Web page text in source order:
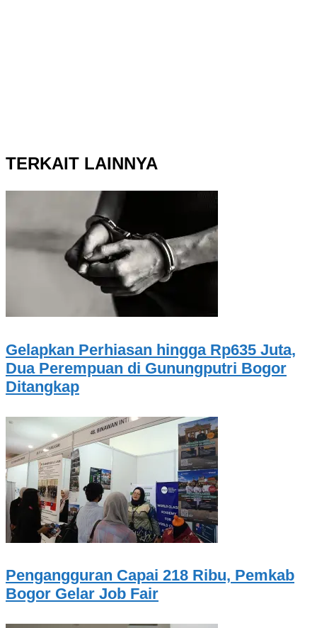
TERKAIT LAINNYA
Gelapkan Perhiasan hingga Rp635 Juta,
Dua Perempuan di Gunungputri Bogor
Ditangkap
Pengangguran Capai 218 Ribu, Pemkab
Bogor Gelar Job Fair